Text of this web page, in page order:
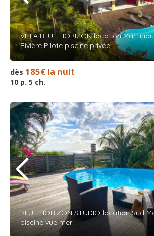
VILLA BLUE HORIZON location
Rivière Pilote piscine privée
dès 185€ la nuit
10 p. 5 ch.
BLUE HORIZON STUDIO location Sud
piscine vue mer